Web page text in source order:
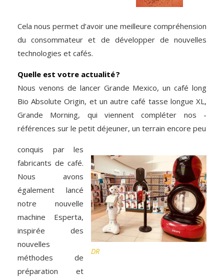
Cela nous permet d’avoir une meilleure compréhension
du consommateur et de développer de nouvelles
technologies et cafés.
Quelle est votre actualité ?
Nous venons de lancer Grande Mexico, un café long
Bio Absolute Origin, et un autre café tasse longue XL,
Grande Morning, qui viennent compléter nos ­
références sur le petit déjeuner, un terrain encore peu
DR
conquis par les
fabricants de café.
Nous avons
également lancé
notre nouvelle
machine Esperta,
inspirée des
nouvelles
méthodes de
préparation et